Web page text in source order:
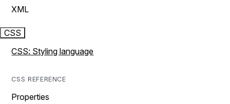
XML
CSS
CSS: Styling language
CSS REFERENCE
Properties